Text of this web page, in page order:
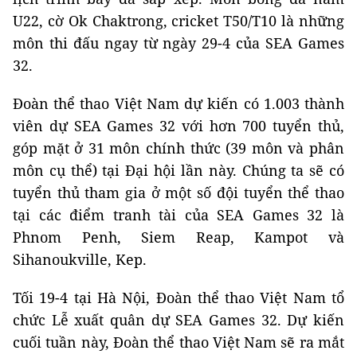
U22, cờ Ok Chaktrong, cricket T50/T10 là những
môn thi đấu ngay từ ngày 29-4 của SEA Games
32.
Đoàn thể thao Việt Nam dự kiến có 1.003 thành
viên dự SEA Games 32 với hơn 700 tuyển thủ,
góp mặt ở 31 môn chính thức (39 môn và phân
môn cụ thể) tại Đại hội lần này. Chúng ta sẽ có
tuyển thủ tham gia ở một số đội tuyển thể thao
tại các điểm tranh tài của SEA Games 32 là
Phnom Penh, Siem Reap, Kampot và
Sihanoukville, Kep.
Tối 19-4 tại Hà Nội, Đoàn thể thao Việt Nam tổ
chức Lễ xuất quân dự SEA Games 32. Dự kiến
cuối tuần này, Đoàn thể thao Việt Nam sẽ ra mắt